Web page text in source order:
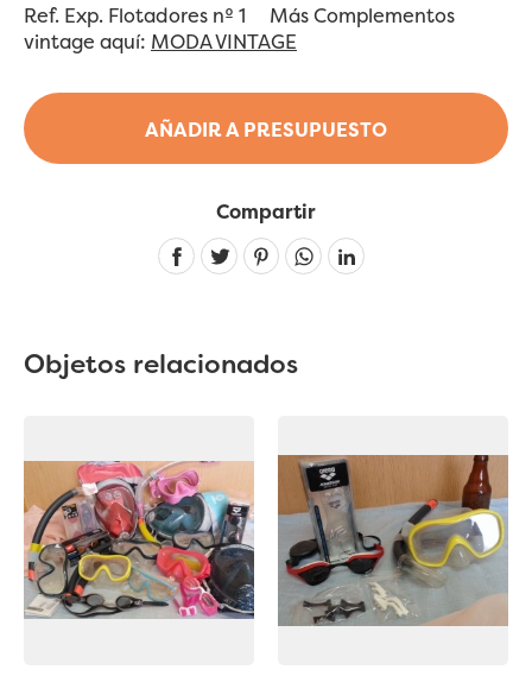
AÑADIR A PRESUPUESTO
Ref. Exp. Flotadores nº 1 Más Complementos
vintage aquí: MODA VINTAGE
Compartir
Linkedin
Objetos relacionados